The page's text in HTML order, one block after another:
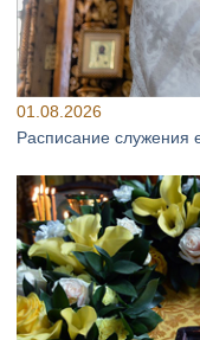
01.08.2026
Расписание служения